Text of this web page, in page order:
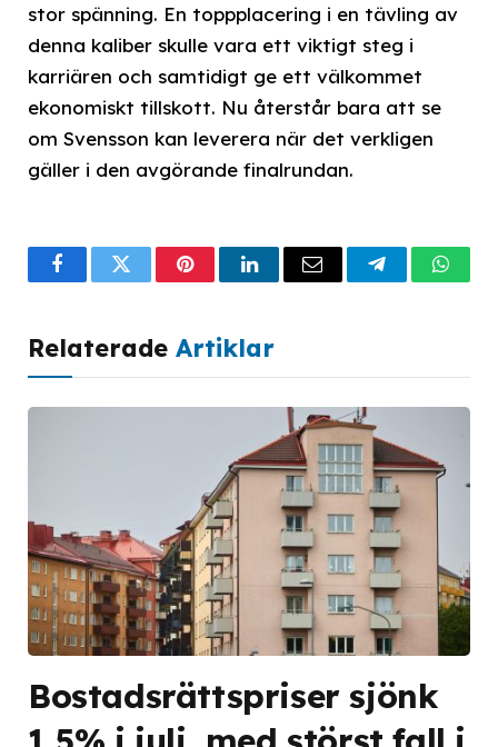
stor spänning. En toppplacering i en tävling av
denna kaliber skulle vara ett viktigt steg i
karriären och samtidigt ge ett välkommet
ekonomiskt tillskott. Nu återstår bara att se
om Svensson kan leverera när det verkligen
gäller i den avgörande finalrundan.
FacebookTwitterPinterestLinkedInEmail Telegram
Relaterade Artiklar
Bostadsrättspriser sjönk